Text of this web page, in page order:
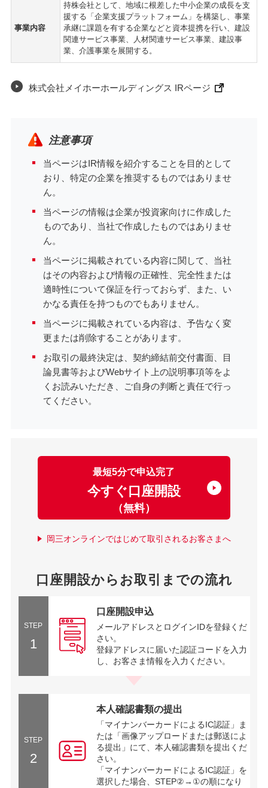
事業内容
持株会社として、地域に根差した中小企業の成長を支
援する「企業支援プラットフォーム」を構築し、事業
承継に課題を有する企業などと資本提携を行い、建設
関連サービス事業、人材関連サービス事業、建設事
業、介護事業を展開する。
株式会社メイホーホールディングス IRページ
注意事項
当ページはIR情報を紹介することを目的として
おり、特定の企業を推奨するものではありませ
ん。
当ページの情報は企業が投資家向けに作成した
ものであり、当社で作成したものではありませ
ん。
当ページに掲載されている内容に関して、当社
はその内容および情報の正確性、完全性または
適時性について保証を行っておらず、また、い
かなる責任を持つものでもありません。
当ページに掲載されている内容は、予告なく変
更または削除することがあります。
お取引の最終決定は、契約締結前交付書面、目
論見書等およびWebサイト上の説明事項等をよ
くお読みいただき、ご自身の判断と責任で行っ
てください。
最短5分で申込完了
今すぐ口座開設
（無料）
岡三オンラインではじめて取引されるお客さまへ
口座開設からお取引までの流れ
STEP
1
口座開設申込
メールアドレスとログインIDを登録くだ
さい。
登録アドレスに届いた認証コードを入力
し、お客さま情報を入力ください。
STEP
2
本人確認書類の提出
「マイナンバーカードによるIC認証」ま
たは「画像アップロードまたは郵送によ
る提出」にて、本人確認書類を提出くだ
さい。
「マイナンバーカードによるIC認証」を
選択した場合、STEP②→①の順になり